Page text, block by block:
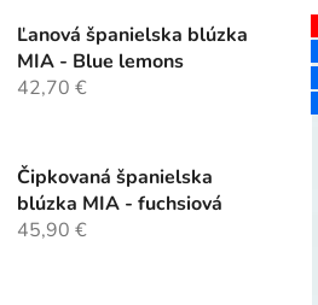
Ľanová španielska blúzka
MIA - Blue lemons
42,70 €
Čipkovaná španielska
blúzka MIA - fuchsiová
45,90 €